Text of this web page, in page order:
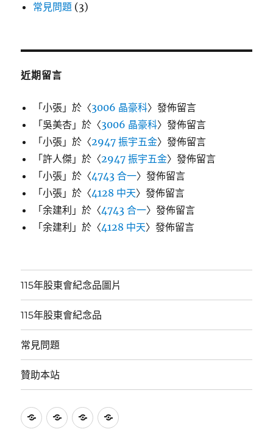
常見問題 (3)
近期留言
「小張 」於〈3006 晶豪科〉發佈留言
「吳美杏 」於〈3006 晶豪科〉發佈留言
「小張 」於〈2947 振宇五金〉發佈留言
「許人傑 」於〈2947 振宇五金〉發佈留言
「小張 」於〈4743 合一〉發佈留言
「小張 」於〈4128 中天〉發佈留言
「余建利 」於〈4743 合一〉發佈留言
「余建利 」於〈4128 中天〉發佈留言
115年股東會紀念品圖片
115年股東會紀念品
常見問題
贊助本站
115
115
常
贊